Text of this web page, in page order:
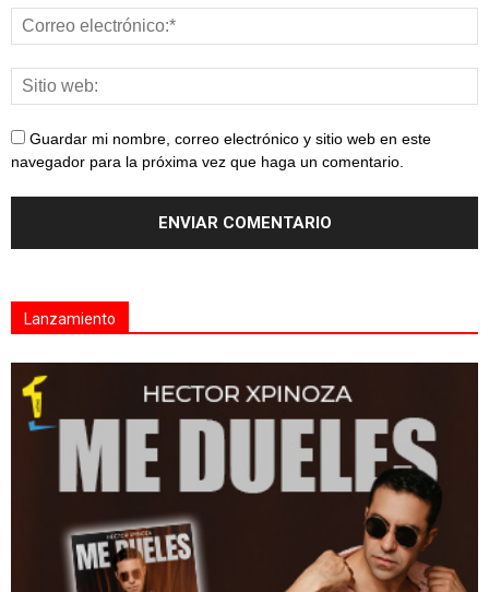
Guardar mi nombre, correo electrónico y sitio web en este
navegador para la próxima vez que haga un comentario.
Lanzamiento